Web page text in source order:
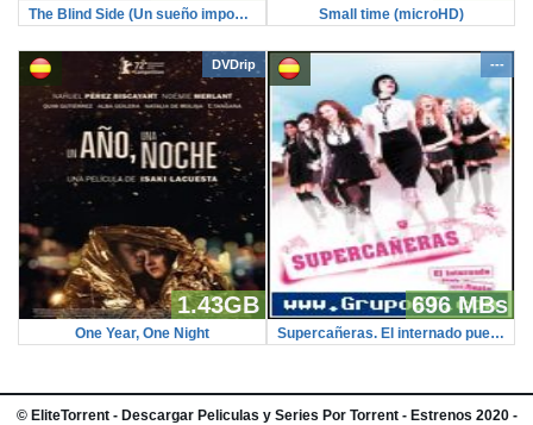
The Blind Side (Un sueño imposible) (BR-Screener) Small time (microHD)
DVDrip
1.43GB
One Year, One Night
---
696 MBs
Supercañeras. El internado puede ser una fiesta (DVDScreener)
© EliteTorrent- Descargar Peliculas y Series Por Torrent - Estrenos 2020 -